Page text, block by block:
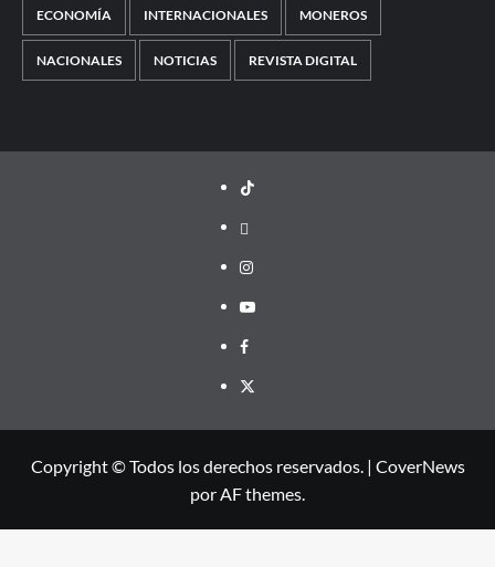
ECONOMÍA INTERNACIONALES MONEROS
NACIONALES NOTICIAS REVISTA DIGITAL
TikTok
threads
Instagram
Youtube
Facebook
X
Copyright © Todos los derechos reservados. | CoverNews
por AF themes.